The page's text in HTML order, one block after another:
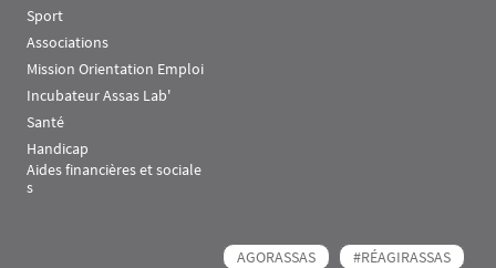
Sport
Associations
Mission Orientation Emploi
Incubateur Assas Lab'
Santé
Handicap
Aides financières et sociale
s
AGORASSAS
#RÉAGIRASSAS